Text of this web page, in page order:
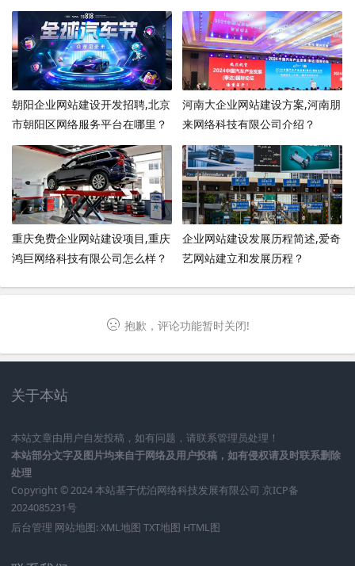
5G网络, 你怎么看？
朝阳企业网站建设开发招聘,北京
市朝阳区网络服务平台在哪里？
河南大企业网站建设方案,河南朋
来网络科技有限公司介绍？
重庆免费企业网站建设项目,重庆
鸿巨网络科技有限公司怎么样？
企业网站建设发展历程简述,爱奇
艺网站建立和发展历程？
抱歉，评论功能暂时关闭!
关于本站
本站文章由用户自发投稿，如有问题，请联系管理员处理！
本站部分文字及图片均来自于网络及用户投稿，如有侵权请及时联系删除
处理
Copyright © 2024 本站基于优泊网络科技发展有限公司 京ICP备
2024085231号
后台管理 网站地图: XML地图 TXT地图 HTML图